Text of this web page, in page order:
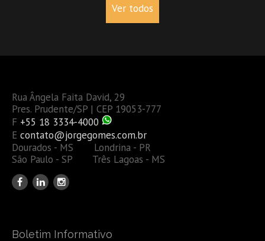
Ver todos
Rua Ângela Faita David, 29
Pres. Prudente/SP | CEP 19053-777
F +55 18 3334-4000
E contato@jorgegomes.com.br
Dourados - MS Londrina - PR
São Paulo - SP Três Lagoas - MS
Boletim Informativo